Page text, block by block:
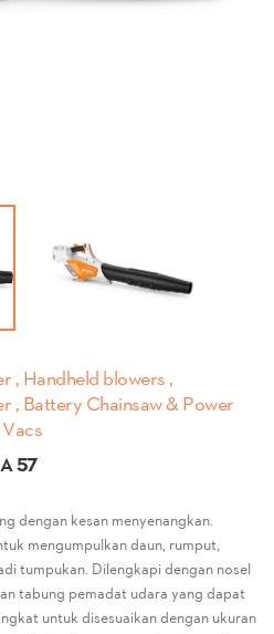
, Handheld blowers ,
, Battery Chainsaw & Power
57
dengan kesan menyenangkan.
mengumpulkan daun, rumput,
tumpukan. Dilengkapi dengan nosel
tabung pemadat udara yang dapat
untuk disesuaikan dengan ukuran